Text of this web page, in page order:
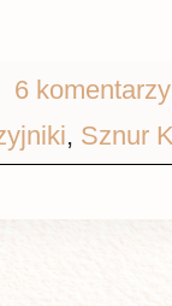
6
, Sznur